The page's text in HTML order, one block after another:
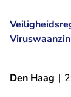
Den Haag |